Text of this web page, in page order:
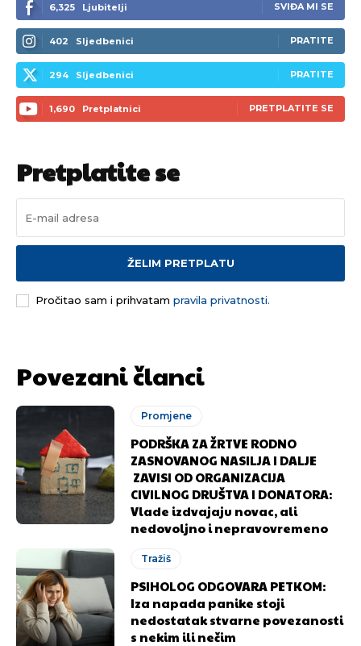
[wpuf_form id=”7463”]
[wpuf_form id=”7463”]
6,325 Ljubitelji SVIĐA MI SE
402 Sljedbenici PRATITE
294 Sljedbenici PRATITE
1,690 Pretplatnici PRETPLATITE SE
Pretplatite se
ŽELIM PRETPLATU
Pročitao sam i prihvatam pravila privatnosti.
Povezani članci
Promjene
PODRŠKA ZA ŽRTVE RODNO
ZASNOVANOG NASILJA I DALJE
ZAVISI OD ORGANIZACIJA
CIVILNOG DRUŠTVA I DONATORA:
Vlade izdvajaju novac, ali
nedovoljno i nepravovremeno
Tražiš
PSIHOLOG ODGOVARA PETKOM:
Iza napada panike stoji
nedostatak stvarne povezanosti
s nekim ili nečim